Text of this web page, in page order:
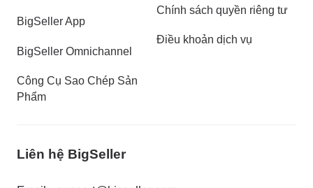
BigSeller App
BigSeller Omnichannel
Công Cụ Sao Chép Sản
Phẩm
Chính sách quyền riêng tư
Điều khoản dịch vụ
Liên hệ BigSeller